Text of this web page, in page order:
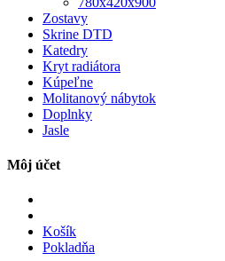
Zostavy
Skrine DTD
Katedry
Kryt radiátora
Kúpeľne
Molitanový nábytok
Doplnky
Jasle
Môj účet
Košík
Pokladňa